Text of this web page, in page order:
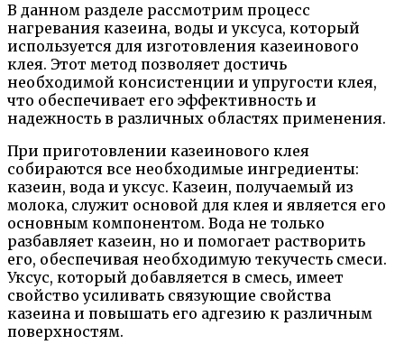
В данном разделе рассмотрим процесс
нагревания казеина, воды и уксуса, который
используется для изготовления казеинового
клея. Этот метод позволяет достичь
необходимой консистенции и упругости клея,
что обеспечивает его эффективность и
надежность в различных областях применения.
При приготовлении казеинового клея
собираются все необходимые ингредиенты:
казеин, вода и уксус. Казеин, получаемый из
молока, служит основой для клея и является его
основным компонентом. Вода не только
разбавляет казеин, но и помогает растворить
его, обеспечивая необходимую текучесть смеси.
Уксус, который добавляется в смесь, имеет
свойство усиливать связующие свойства
казеина и повышать его адгезию к различным
поверхностям.